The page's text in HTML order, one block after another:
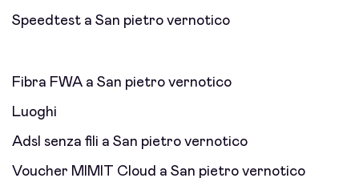
Speedtest a San pietro vernotico
Fibra FWA a San pietro vernotico
Luoghi
Adsl senza fili a San pietro vernotico
Voucher MIMIT Cloud a San pietro vernotico